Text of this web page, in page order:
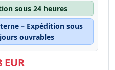
sous 24 heures
– Expédition sous
ouvrables
EUR